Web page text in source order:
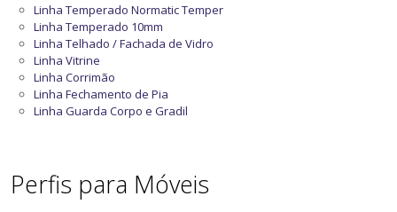
Linha Temperado Normatic Temper
Linha Temperado 10mm
Linha Telhado / Fachada de Vidro
Linha Vitrine
Linha Corrimão
Linha Fechamento de Pia
Linha Guarda Corpo e Gradil
Perfis para Móveis